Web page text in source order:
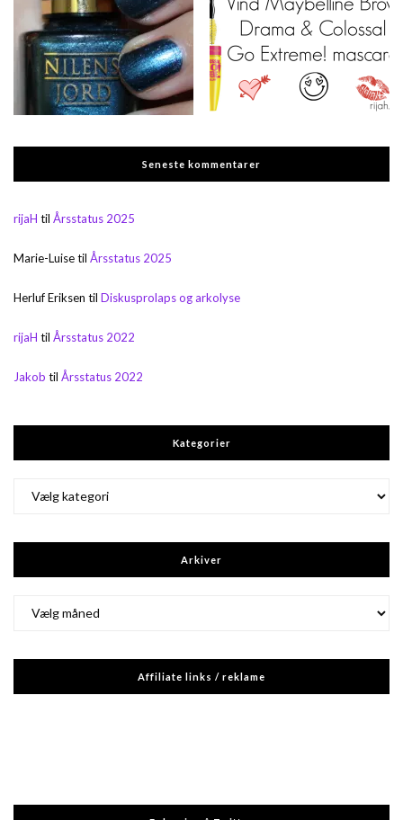
Seneste kommentarer
rijaH til Årsstatus 2025
Marie-Luisetil Årsstatus 2025
Herluf Eriksen til Diskusprolaps og arkolyse
rijaH til Årsstatus 2022
Jakob til Årsstatus 2022
Kategorier
Arkiver
Affiliate links / reklame